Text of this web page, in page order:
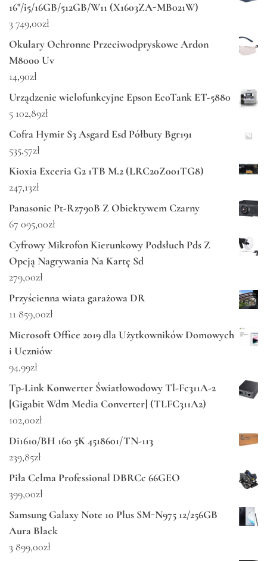
16"/i5/16GB/512GB/W11 (X1603ZA-MB021W)
3 749,00zł
Okulary Ochronne Przeciwodpryskowe Ardon
M8000 Uv
14,90zł
Urządzenie wielofunkcyjne Epson EcoTank ET-5880
5 102,89zł
Cofra Hymir S3 Asgard Esd Półbuty Bgr191
535,57zł
Kioxia Exceria G2 1TB M.2 (LRC20Z001TG8)
247,13zł
Panasonic Pt-Rz790B Z Obiektywem Czarny
67 095,00zł
Cyfrowy Mikrofon Kierunkowy Podsłuch Pds Z
Opcją Nagrywania Na Kartę Sd
279,00zł
Przyścienna wiata garażowa DR
11 859,00zł
Microsoft Office 2019 dla Użytkowników Domowych
i Uczniów
94,99zł
Tp-Link Konwerter Światłowodowy Tl-Fc311A-2
[Gigabit Wdm Media Converter] (TLFC311A2)
102,00zł
Di1610/BH 160 5K 4518601/TN-113
239,85zł
Piła Celma Professional DBRCc 66GEO
399,00zł
Samsung Galaxy Note 10 Plus SM-N975 12/256GB
Aura Black
3 899,00zł